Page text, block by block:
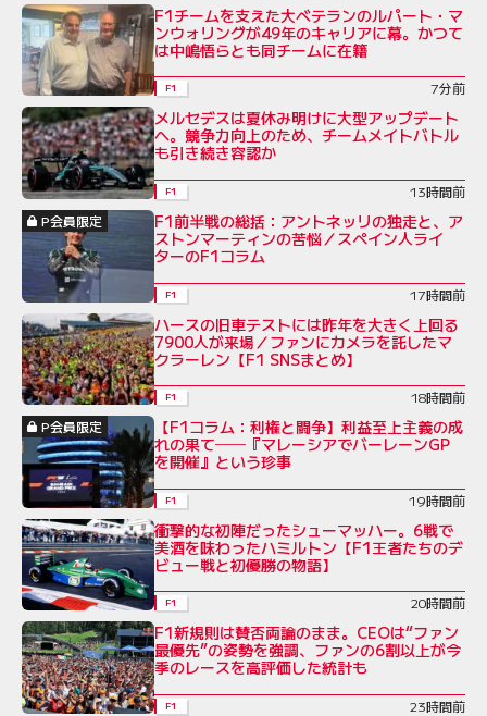
F1チームを支えた大ベテランのルパート・マ
ンウォリングが49年のキャリアに幕。かつて
は中嶋悟らとも同チームに在籍
F1 7分前
メルセデスは夏休み明けに大型アップデート
へ。競争力向上のため、チームメイトバトル
も引き続き容認か
F1
13時間前
P会員限定
F1前半戦の総括：アントネッリの独走と、ア
ストンマーティンの苦悩／スペイン人ライ
ターのF1コラム
F1 17時間前
ハースの旧車テストには昨年を大きく上回る
7900人が来場／ファンにカメラを託したマ
クラーレン【F1 SNSまとめ】
F1
18時間前
P会員限定
【F1コラム：利権と闘争】利益至上主義の成
れの果て──『マレーシアでバーレーンGP
を開催』という珍事
F1 19時間前
衝撃的な初陣だったシューマッハー。6戦で
美酒を味わったハミルトン【F1王者たちのデ
ビュー戦と初優勝の物語】
F1 20時間前
F1新規則は賛否両論のまま。CEOは“ファン
最優先”の姿勢を強調、ファンの6割以上が今
季のレースを高評価した統計も
F1 23時間前